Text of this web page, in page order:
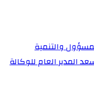
والتنمية
المدير العام للوكالة